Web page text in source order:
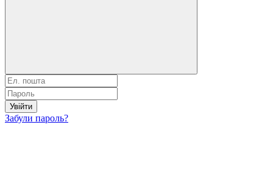
Увійти
Забули пароль?